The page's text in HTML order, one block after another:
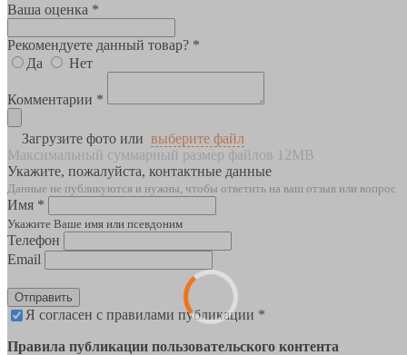
Ваша оценка *
Рекомендуете данный товар? *
Да
Нет
Комментарии *
Загрузите фото или выберите файл
Максимальный суммарный размер файлов 12MB
Укажите, пожалуйста, контактные данные
Данные не публикуются и нужны, чтобы ответить на ваш отзыв или вопрос
Имя *
Укажите Ваше имя или псевдоним
Телефон
Email
Отправить
Я согласен с правилами публикации *
Правила публикации пользовательского контента